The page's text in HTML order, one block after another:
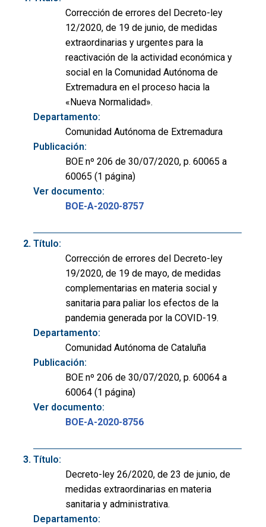
Corrección de errores del Decreto-ley
12/2020, de 19 de junio, de medidas
extraordinarias y urgentes para la
reactivación de la actividad económica y
social en la Comunidad Autónoma de
Extremadura en el proceso hacia la
«Nueva Normalidad».
Departamento:
Comunidad Autónoma de Extremadura
Publicación:
BOE nº 206 de 30/07/2020, p. 60065 a
60065 (1 página)
Ver documento:
BOE-A-2020-8757
Título:
Corrección de errores del Decreto-ley
19/2020, de 19 de mayo, de medidas
complementarias en materia social y
sanitaria para paliar los efectos de la
pandemia generada por la COVID-19.
Departamento:
Comunidad Autónoma de Cataluña
Publicación:
BOE nº 206 de 30/07/2020, p. 60064 a
60064 (1 página)
Ver documento:
BOE-A-2020-8756
Título:
Decreto-ley 26/2020, de 23 de junio, de
medidas extraordinarias en materia
sanitaria y administrativa.
Departamento: